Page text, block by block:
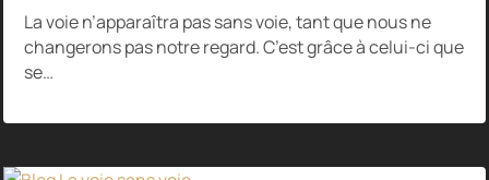
La voie n’apparaîtra pas sans voie, tant que nous ne
changerons pas notre regard. C’est grâce à celui-ci que
se…